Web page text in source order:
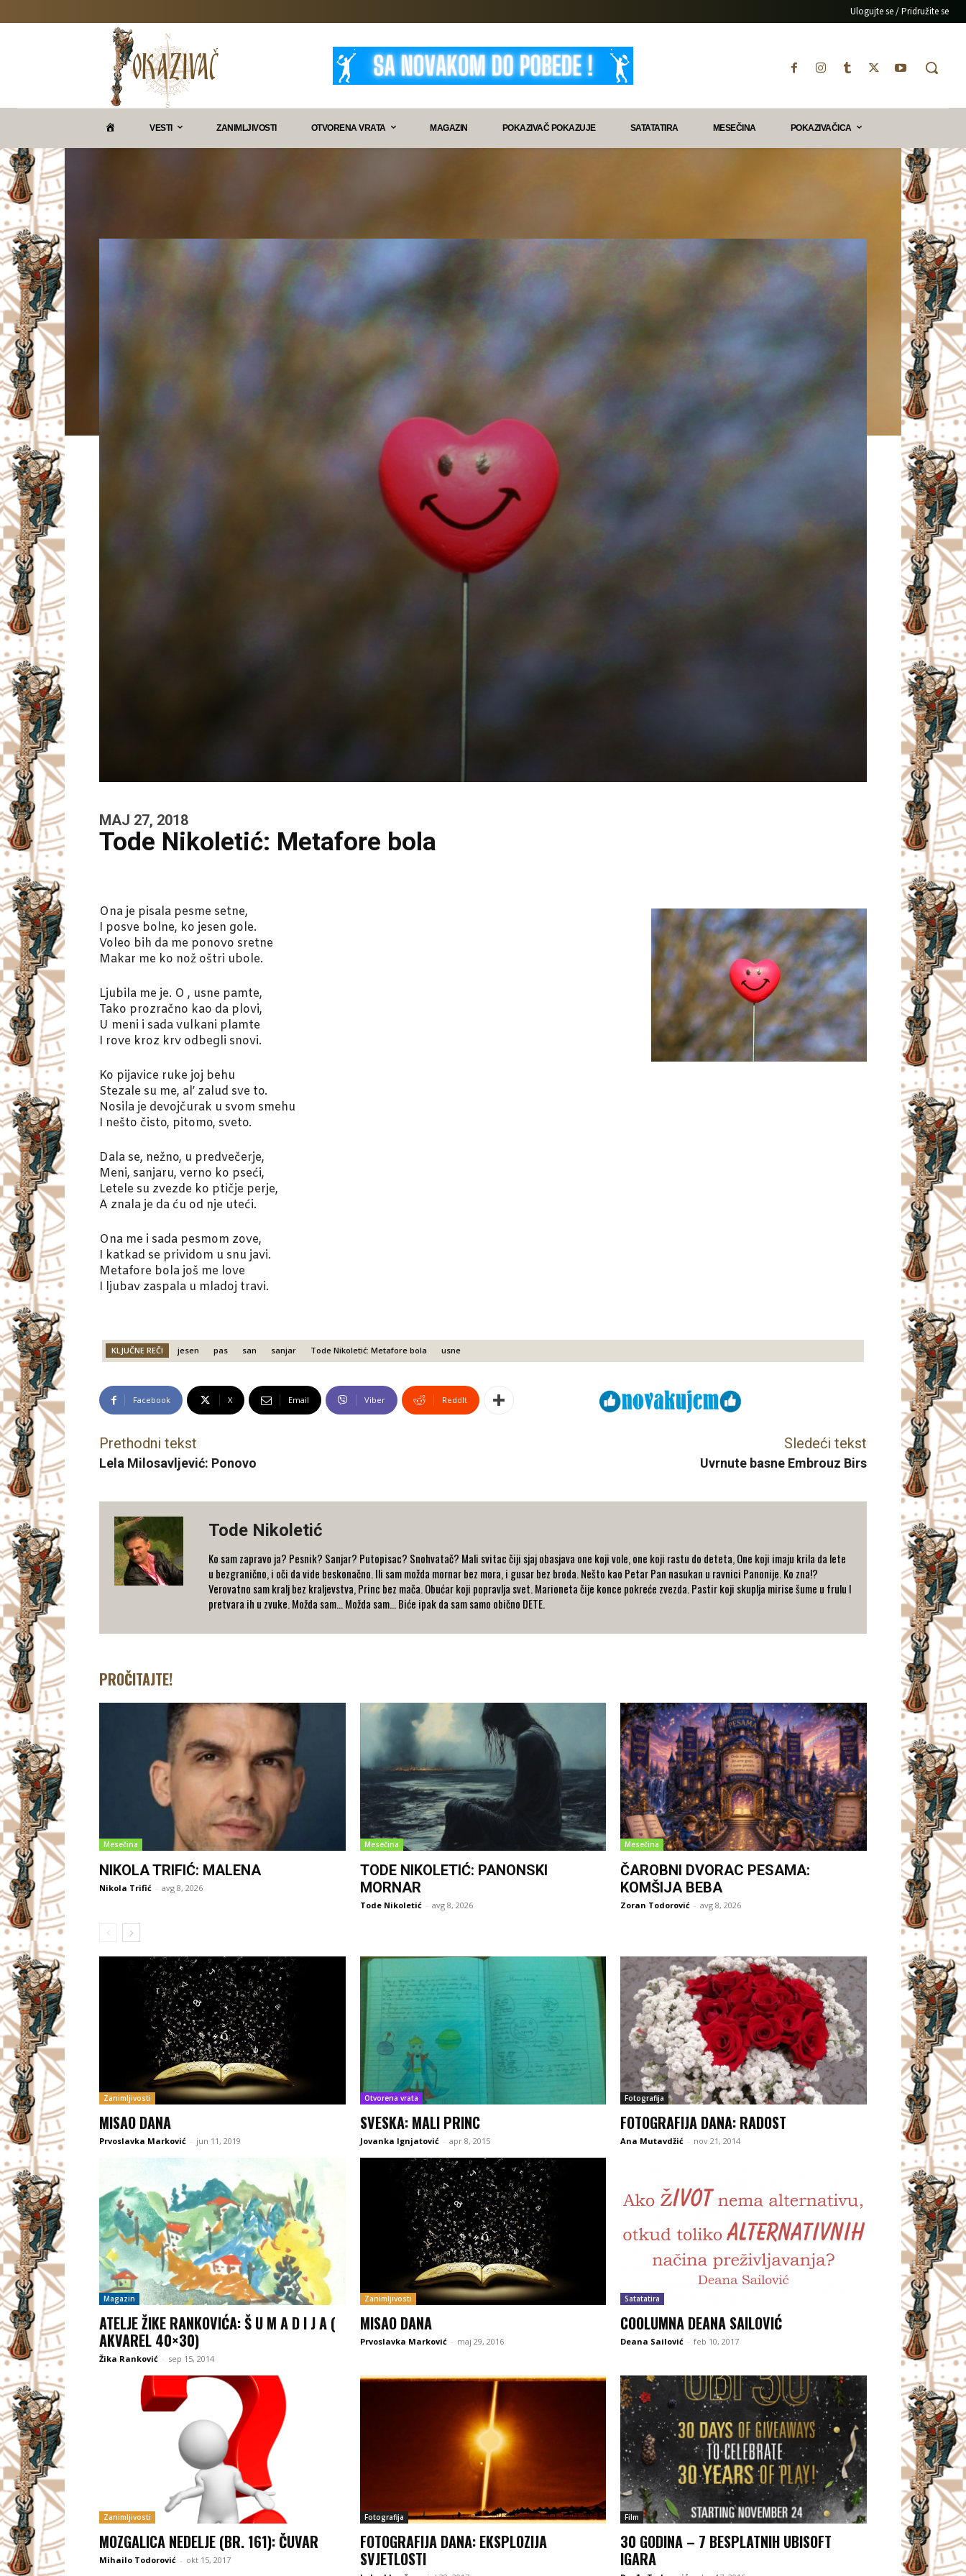
Ulogujte se / Pridružite se
VESTI ZANIMLJIVOSTI OTVORENA VRATA MAGAZIN POKAZIVAČ POKAZUJE SATATATIRA MESEČINA POKAZIVAČICA
MAJ 27, 2018
Tode Nikoletić: Metafore bola
Ona je pisala pesme setne,
I posve bolne, ko jesen gole.
Voleo bih da me ponovo sretne
Makar me ko nož oštri ubole.
Ljubila me je. O , usne pamte,
Tako prozračno kao da plovi,
U meni i sada vulkani plamte
I rove kroz krv odbegli snovi.
Ko pijavice ruke joj behu
Stezale su me, al’ zalud sve to.
Nosila je devojčurak u svom smehu
I nešto čisto, pitomo, sveto.
Dala se, nežno, u predvečerje,
Meni, sanjaru, verno ko pseći,
Letele su zvezde ko ptičje perje,
A znala je da ću od nje uteći.
Ona me i sada pesmom zove,
I katkad se prividom u snu javi.
Metafore bola još me love
I ljubav zaspala u mladoj travi.
KLJUČNE REČI jesen pas san sanjar Tode Nikoletić: Metafore bola usne
Facebook X Email Viber ReddIt
Prethodni tekst
Lela Milosavljević: Ponovo
Sledeći tekst
Uvrnute basne Embrouz Birs
Tode Nikoletić
Ko sam zapravo ja? Pesnik? Sanjar? Putopisac? Snohvatač? Mali svitac čiji sjaj obasjava one koji vole, one koji rastu do deteta, One koji imaju krila da lete
u bezgranično, i oči da vide beskonačno. Ili sam možda mornar bez mora, i gusar bez broda. Nešto kao Petar Pan nasukan u ravnici Panonije. Ko zna!?
Verovatno sam kralj bez kraljevstva, Princ bez mača. Obućar koji popravlja svet. Marioneta čije konce pokreće zvezda. Pastir koji skuplja mirise šume u frulu I
pretvara ih u zvuke. Možda sam… Možda sam… Biće ipak da sam samo obično DETE.
PROČITAJTE!
Mesečina
NIKOLA TRIFIĆ: MALENA
Nikola Trifić - avg 8, 2026
Mesečina
TODE NIKOLETIĆ: PANONSKI
MORNAR
Tode Nikoletić - avg 8, 2026
Mesečina
ČAROBNI DVORAC PESAMA:
KOMŠIJA BEBA
Zoran Todorović - avg 8, 2026
Zanimljivosti
MISAO DANA
Prvoslavka Marković - jun 11, 2019
Otvorena vrata
SVESKA: MALI PRINC
Jovanka Ignjatović - apr 8, 2015
Fotografija
FOTOGRAFIJA DANA: RADOST
Ana Mutavdžić - nov 21, 2014
Magazin
ATELJE ŽIKE RANKOVIĆA: Š U M A D I J A (
AKVAREL 40×30)
Žika Ranković - sep 15, 2014
Zanimljivosti
MISAO DANA
Prvoslavka Marković - maj 29, 2016
Satatatira
COOLUMNA DEANA SAILOVIĆ
Deana Sailović - feb 10, 2017
Zanimljivosti
MOZGALICA NEDELJE (BR. 161): ČUVAR
Mihailo Todorović - okt 15, 2017
Fotografija
FOTOGRAFIJA DANA: EKSPLOZIJA
SVJETLOSTI
Film
30 GODINA – 7 BESPLATNIH UBISOFT
IGARA